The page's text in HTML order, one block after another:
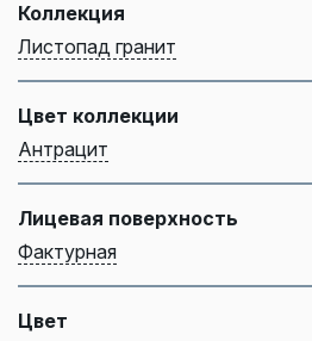
Коллекция
Листопад гранит
Цвет коллекции
Антрацит
Лицевая поверхность
Фактурная
Цвет